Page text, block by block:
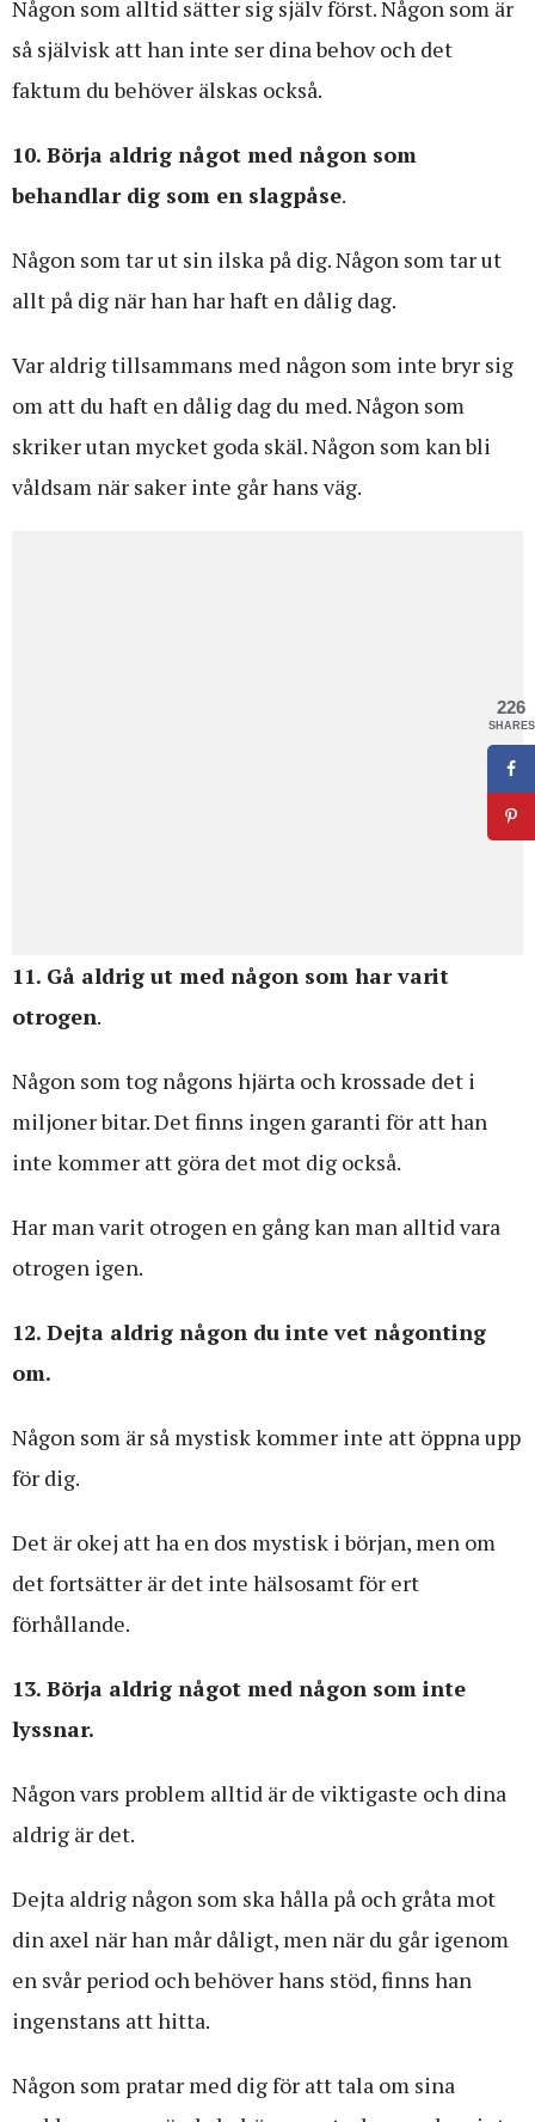
Någon som alltid sätter sig själv först. Någon som är
så självisk att han inte ser dina behov och det
faktum du behöver älskas också.
10. Börja aldrig något med någon som
behandlar dig som en slagpåse.
Någon som tar ut sin ilska på dig. Någon som tar ut
allt på dig när han har haft en dålig dag.
Var aldrig tillsammans med någon som inte bryr sig
om att du haft en dålig dag du med. Någon som
skriker utan mycket goda skäl. Någon som kan bli
våldsam när saker inte går hans väg.
11. Gå aldrig ut med någon som har varit
otrogen.
Någon som tog någons hjärta och krossade det i
miljoner bitar. Det finns ingen garanti för att han
inte kommer att göra det mot dig också.
Har man varit otrogen en gång kan man alltid vara
otrogen igen.
12. Dejta aldrig någon du inte vet någonting
om.
Någon som är så mystisk kommer inte att öppna upp
för dig.
Det är okej att ha en dos mystisk i början, men om
det fortsätter är det inte hälsosamt för ert
förhållande.
13. Börja aldrig något med någon som inte
lyssnar.
Någon vars problem alltid är de viktigaste och dina
aldrig är det.
Dejta aldrig någon som ska hålla på och gråta mot
din axel när han mår dåligt, men när du går igenom
en svår period och behöver hans stöd, finns han
ingenstans att hitta.
Någon som pratar med dig för att tala om sina
226
SHARES